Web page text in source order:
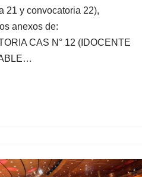
21 y convocatoria 22),
anexos de:
CAS N° 12 (IDOCENTE